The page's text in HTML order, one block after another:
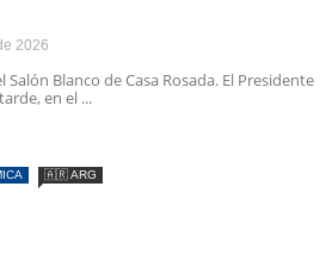
2026
Salón Blanco de Casa Rosada. El Presidente
en el ...
🇦🇷 ARG